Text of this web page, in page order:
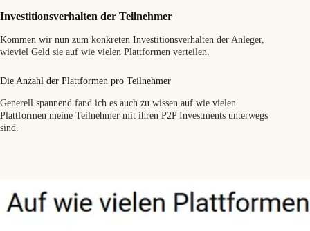
Investitionsverhalten der Teilnehmer
Kommen wir nun zum konkreten Investitionsverhalten der Anleger,
wieviel Geld sie auf wie vielen Plattformen verteilen.
Die Anzahl der Plattformen pro Teilnehmer
Generell spannend fand ich es auch zu wissen auf wie vielen
Plattformen meine Teilnehmer mit ihren P2P Investments unterwegs
sind.